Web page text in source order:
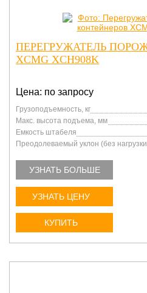
ПЕРЕГРУЖАТЕЛЬ
XCMG XCH908K
Цена: по запросу
Грузоподъемность, кг
Макс. высота подъема, мм
Емкость штабеля
Преодолеваемый уклон (без
УЗНАТЬ БОЛЬШЕ
УЗНАТЬ ЦЕНУ
КУПИТЬ